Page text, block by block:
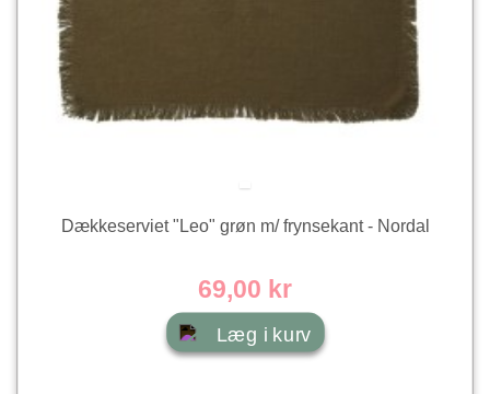
Dækkeserviet "Leo" grøn m/ frynsekant - Nordal
69,00 kr
Læg i kurv